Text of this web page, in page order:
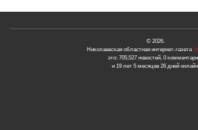
© 2026.
Николаевская областная интернет-газета
это: 705,527 новостей, 0
и 19 лет 5 месяцев 26 дней